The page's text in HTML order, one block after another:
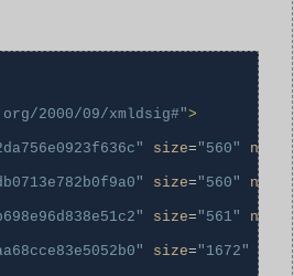
2000/09/xmldsig#">
size= "560" name =
size= "560" name =
size= "561" name =
size= "1672" name